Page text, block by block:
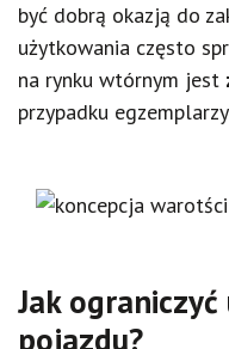
być dobrą okazją do
użytkowania często
na rynku wtórnym jest
przypadku
Jak
pojazdu?